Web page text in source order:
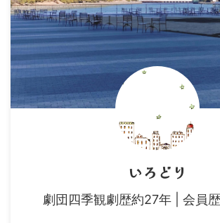
いろどり
劇団四季観劇歴約27年 | 会員